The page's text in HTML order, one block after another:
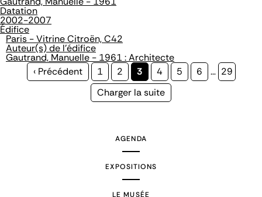
Datation
2002-2007
Édifice
Paris - Vitrine Citroën, C42
Auteur(s) de l'édifice
Gautrand, Manuelle - 1961 : Architecte
Page
‹ Précédent Page
1 Page
2
Page
courante
3 Page
4 Page
5 Page
6 … Page
29
Page
Charger la suite
AGENDA
EXPOSITIONS
LE MUSÉE